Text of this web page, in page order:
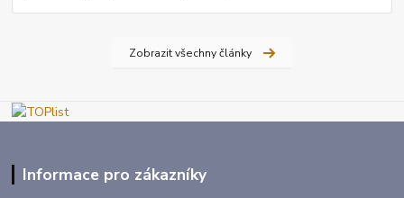
Zobrazit všechny články
Informace pro zákazníky